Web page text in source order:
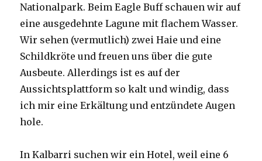
Nationalpark. Beim Eagle Buff schauen wir auf
eine ausgedehnte Lagune mit flachem Wasser.
Wir sehen (vermutlich) zwei Haie und eine
Schildkröte und freuen uns über die gute
Ausbeute. Allerdings ist es auf der
Aussichtsplattform so kalt und windig, dass
ich mir eine Erkältung und entzündete Augen
hole.
In Kalbarri suchen wir ein Hotel, weil eine 6